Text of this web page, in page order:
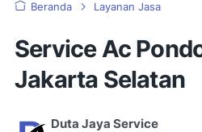
Beranda Layanan Jasa
Service Ac
Jakarta Selatan
Duta Jaya Service